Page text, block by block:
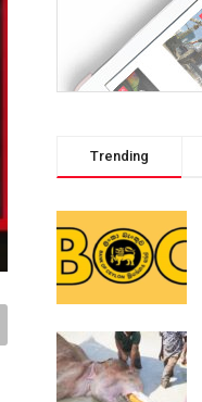
Trending